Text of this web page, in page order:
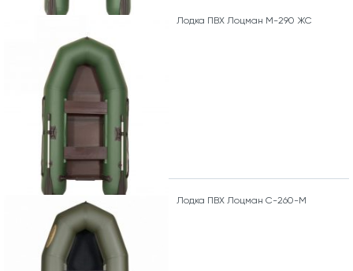
Лодка ПВХ Лоцман М-290 ЖС
Лодка ПВХ Лоцман С-260-М